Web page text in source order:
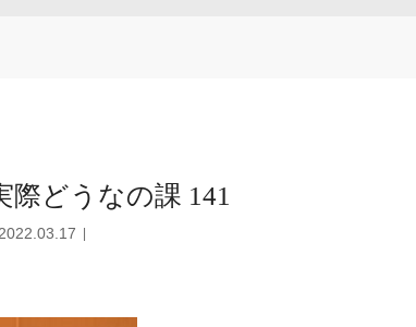
際どうなの課 141
2022.03.17